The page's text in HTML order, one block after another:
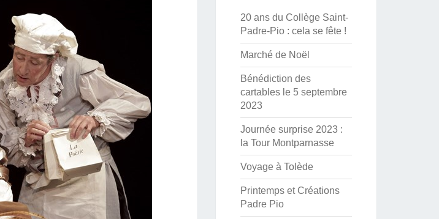
20 ans du Collège Saint-
Padre-Pio : cela se fête !
Marché de Noël
Bénédiction des
cartables le 5 septembre
2023
Journée surprise 2023 :
la Tour Montparnasse
Voyage à Tolède
Printemps et Créations
Padre Pio